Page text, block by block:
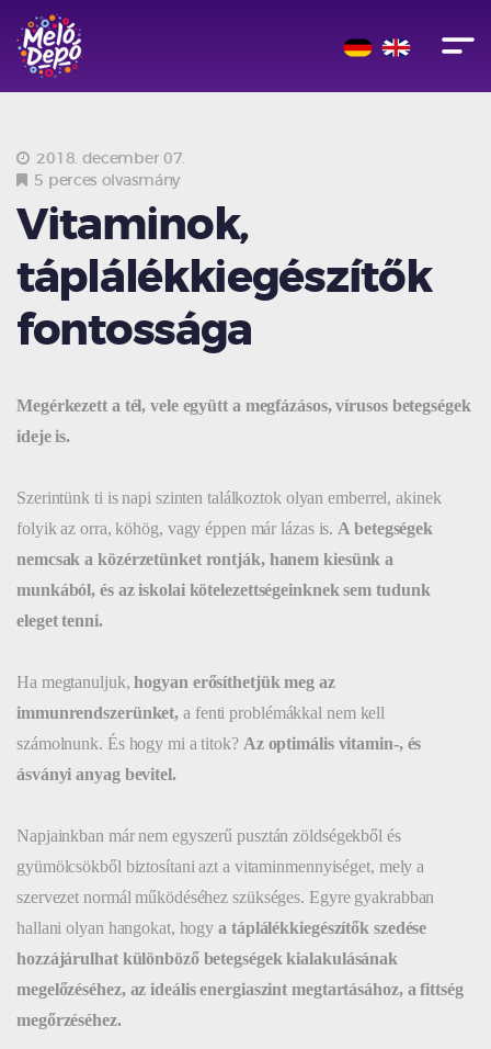
2018. december 07.
5 perces olvasmány
Vitaminok,
táplálékkiegészítők
fontossága
Megérkezett a tél, vele együtt a megfázásos, vírusos betegségek
ideje is.
Szerintünk ti is napi szinten találkoztok olyan emberrel, akinek
folyik az orra, köhög, vagy éppen már lázas is. A betegségek
nemcsak a közérzetünket rontják, hanem kiesünk a
munkából, és az iskolai kötelezettségeinknek sem tudunk
eleget tenni.
Ha megtanuljuk,hogyan erősíthetjük meg az
immunrendszerünket, a fenti problémákkal nem kell
számolnunk. És hogy mi a titok? Az optimális vitamin-, és
ásványi anyag bevitel.
Napjainkban már nem egyszerű pusztán zöldségekből és
gyümölcsökből biztosítani azt a vitaminmennyiséget, mely a
szervezet normál működéséhez szükséges. Egyre gyakrabban
hallani olyan hangokat, hogya táplálékkiegészítők szedése
hozzájárulhat különböző betegségek kialakulásának
megelőzéséhez, az ideális energiaszint megtartásához, a fittség
megőrzéséhez.